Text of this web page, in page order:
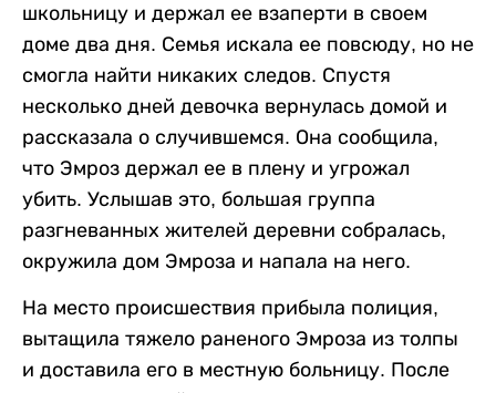
школьницу и держал ее взаперти в своем
доме два дня. Семья искала ее повсюду, но не
смогла найти никаких следов. Спустя
несколько дней девочка вернулась домой и
рассказала о случившемся. Она сообщила,
что Эмроз держал ее в плену и угрожал
убить. Услышав это, большая группа
разгневанных жителей деревни собралась,
окружила дом Эмроза и напала на него.
На место происшествия прибыла полиция,
вытащила тяжело раненого Эмроза из толпы
и доставила его в местную больницу. После